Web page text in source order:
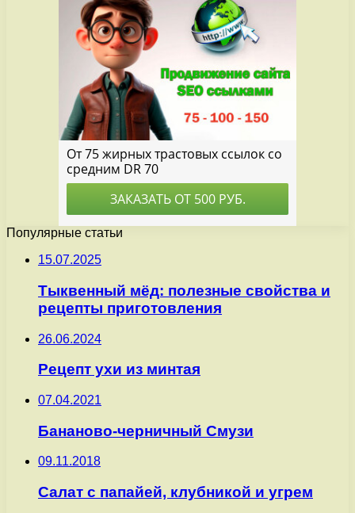
Популярные статьи
15.07.2025
Тыквенный мёд: полезные свойства и
рецепты приготовления
26.06.2024
Рецепт ухи из минтая
07.04.2021
Бананово-черничный Смузи
09.11.2018
Салат с папайей, клубникой и угрем